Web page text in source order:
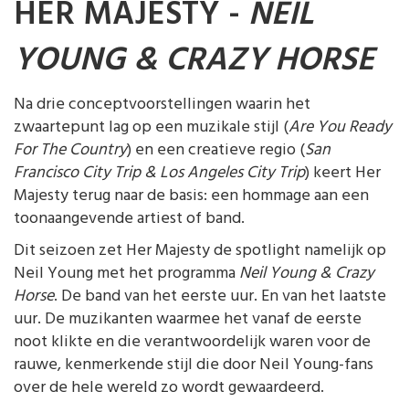
HER MAJESTY - NEIL
YOUNG & CRAZY HORSE
Na drie conceptvoorstellingen waarin het
zwaartepunt lag op een muzikale stijl (Are You Ready
For The Country) en een creatieve regio (San
Francisco City Trip & Los Angeles City Trip) keert Her
Majesty terug naar de basis: een hommage aan een
toonaangevende artiest of band.
Dit seizoen zet Her Majesty de spotlight namelijk op
Neil Young met het programmaNeil Young & Crazy
Horse. De band van het eerste uur. En van het laatste
uur. De muzikanten waarmee het vanaf de eerste
noot klikte en die verantwoordelijk waren voor de
rauwe, kenmerkende stijl die door Neil Young-fans
over de hele wereld zo wordt gewaardeerd.